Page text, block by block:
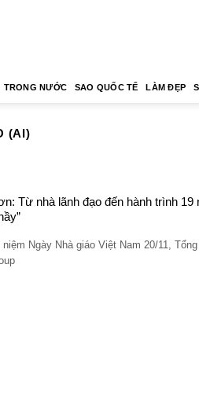
TRONG NƯỚC SAO QUỐC TẾ LÀM ĐẸP
(AI)
Từ nhà lãnh đạo đến hành trình 19
niệm Ngày Nhà giáo Việt Nam 20/11,